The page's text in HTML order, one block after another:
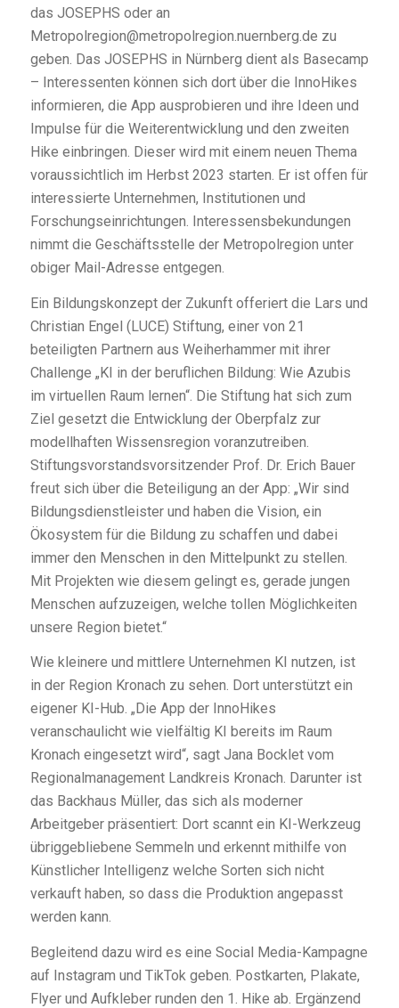
das JOSEPHS oder an
Metropolregion@metropolregion.nuernberg.de zu
geben. Das JOSEPHS in Nürnberg dient als Basecamp
– Interessenten können sich dort über die InnoHikes
informieren, die App ausprobieren und ihre Ideen und
Impulse für die Weiterentwicklung und den zweiten
Hike einbringen. Dieser wird mit einem neuen Thema
voraussichtlich im Herbst 2023 starten. Er ist offen für
interessierte Unternehmen, Institutionen und
Forschungseinrichtungen. Interessensbekundungen
nimmt die Geschäftsstelle der Metropolregion unter
obiger Mail-Adresse entgegen.
Ein Bildungskonzept der Zukunft offeriert die Lars und
Christian Engel (LUCE) Stiftung, einer von 21
beteiligten Partnern aus Weiherhammer mit ihrer
Challenge „KI in der beruflichen Bildung: Wie Azubis
im virtuellen Raum lernen“. Die Stiftung hat sich zum
Ziel gesetzt die Entwicklung der Oberpfalz zur
modellhaften Wissensregion voranzutreiben.
Stiftungsvorstandsvorsitzender Prof. Dr. Erich Bauer
freut sich über die Beteiligung an der App: „Wir sind
Bildungsdienstleister und haben die Vision, ein
Ökosystem für die Bildung zu schaffen und dabei
immer den Menschen in den Mittelpunkt zu stellen.
Mit Projekten wie diesem gelingt es, gerade jungen
Menschen aufzuzeigen, welche tollen Möglichkeiten
unsere Region bietet.“
Wie kleinere und mittlere Unternehmen KI nutzen, ist
in der Region Kronach zu sehen. Dort unterstützt ein
eigener KI-Hub. „Die App der InnoHikes
veranschaulicht wie vielfältig KI bereits im Raum
Kronach eingesetzt wird“, sagt Jana Bocklet vom
Regionalmanagement Landkreis Kronach. Darunter ist
das Backhaus Müller, das sich als moderner
Arbeitgeber präsentiert: Dort scannt ein KI-Werkzeug
übriggebliebene Semmeln und erkennt mithilfe von
Künstlicher Intelligenz welche Sorten sich nicht
verkauft haben, so dass die Produktion angepasst
werden kann.
Begleitend dazu wird es eine Social Media-Kampagne
auf Instagram und TikTok geben. Postkarten, Plakate,
Flyer und Aufkleber runden den 1. Hike ab. Ergänzend